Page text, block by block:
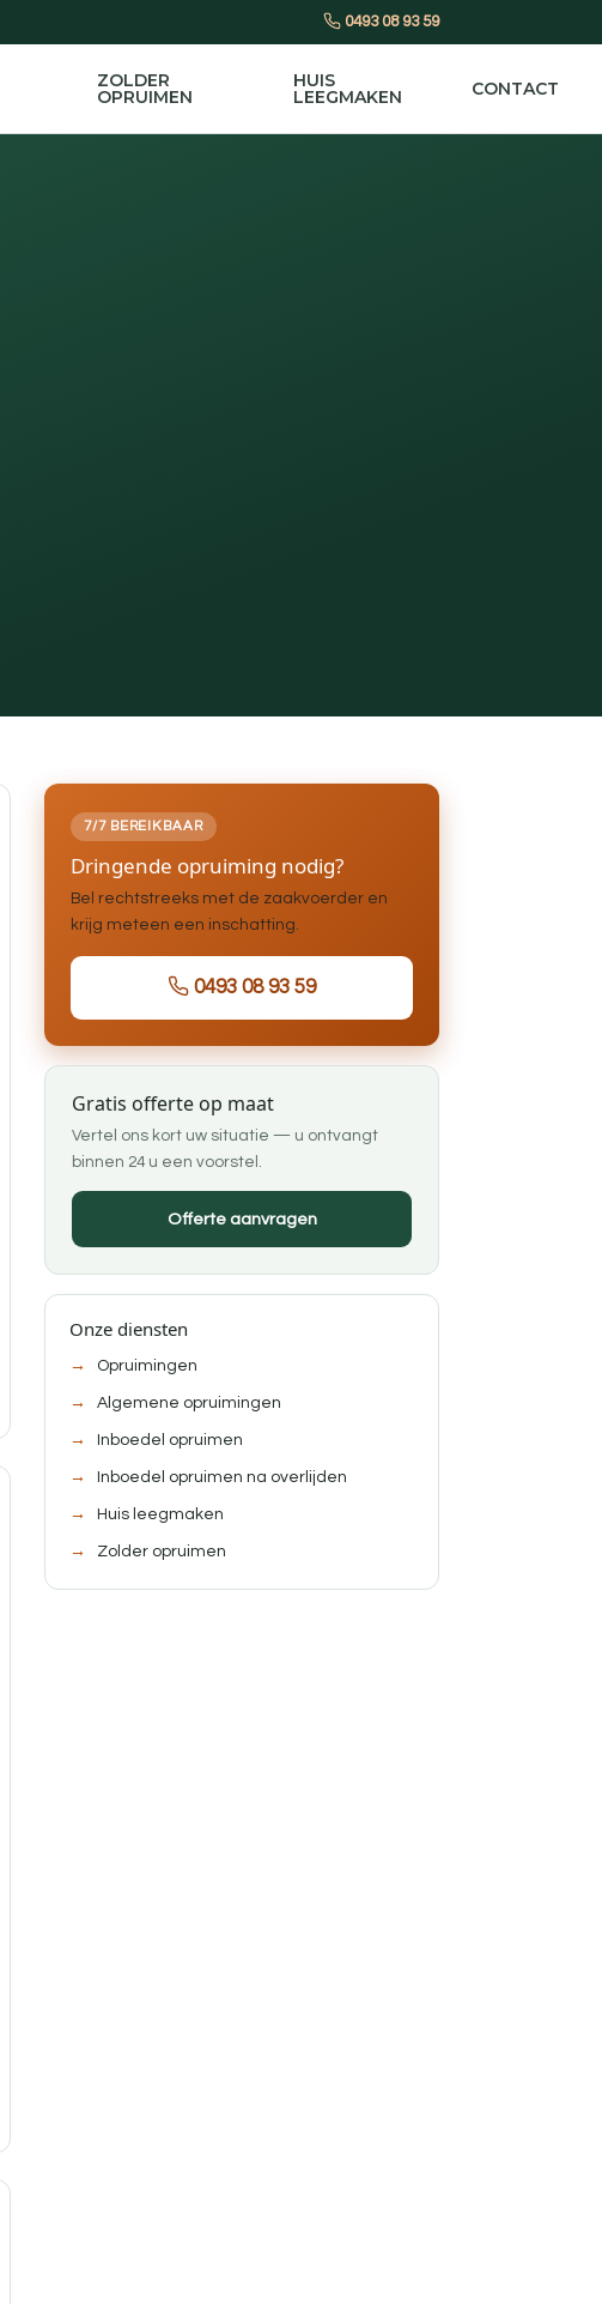
0493 08 93 59
ZOLDER
OPRUIMEN
HUIS
LEEGMAKEN CONTACT
7/7 BEREIKBAAR
Dringende opruiming nodig?
Bel rechtstreeks met de zaakvoerder en
krijg meteen een inschatting.
0493 08 93 59
Gratis offerte op maat
Vertel ons kort uw situatie — u ontvangt
binnen 24 u een voorstel.
Offerte aanvragen
Onze diensten
Opruimingen
Algemene opruimingen
Inboedel opruimen
Inboedel opruimen na overlijden
Huis leegmaken
Zolder opruimen